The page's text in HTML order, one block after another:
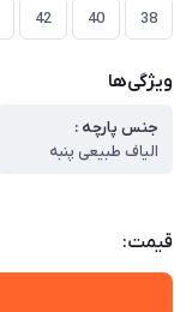
38
40
42
ویژگی‌ها
جنس پارچه :
الیاف طبیعی پنبه
قیمت: